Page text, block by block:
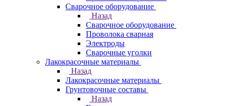
Сварочное оборудование
Назад
Сварочное оборудование
Проволока сварная
Электроды
Сварочные уголки
Лакокрасочные материалы
Назад
Лакокрасочные материалы
Грунтовочные составы
Назад